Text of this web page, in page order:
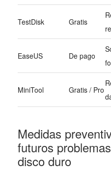
TestDisk Gratis
EaseUS De pago
MiniTool Gratis / Pro
Medidas
futuros
disco duro